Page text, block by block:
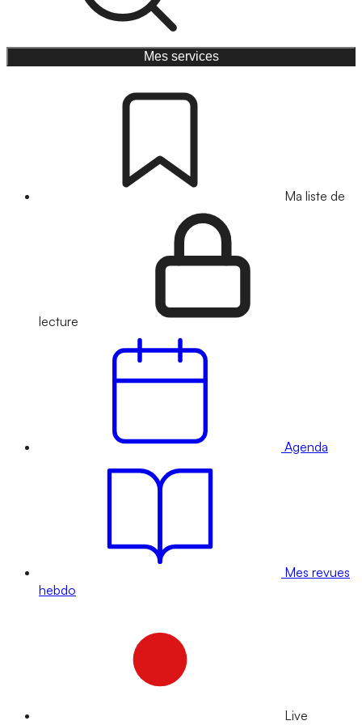
Mes services
Ma liste de
lecture
Agenda
Mes revues
hebdo
Live